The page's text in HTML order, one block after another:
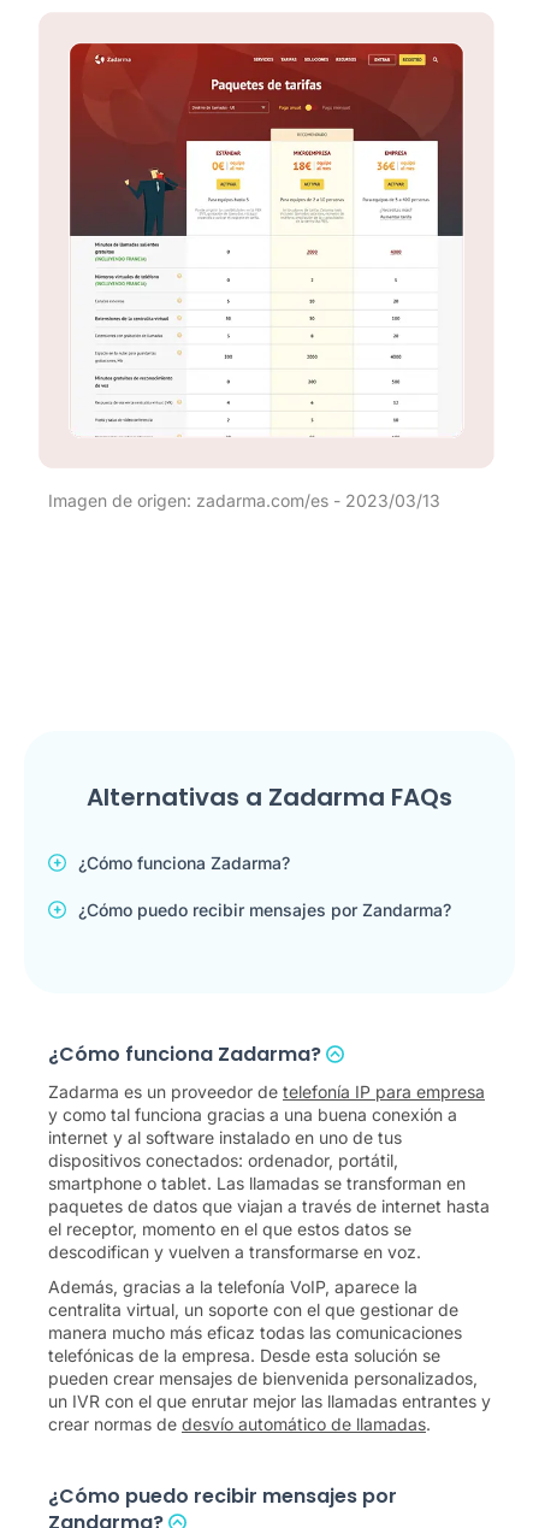
Imagen de origen: zadarma.com/es - 2023/03/13
Alternativas a Zadarma FAQs
¿Cómo funciona Zadarma?
¿Cómo puedo recibir mensajes por Zandarma?
¿Cómo funciona Zadarma?
Zadarma es un proveedor de telefonía IP para empresa
y como tal funciona gracias a una buena conexión a
internet y al software instalado en uno de tus
dispositivos conectados: ordenador, portátil,
smartphone o tablet. Las llamadas se transforman en
paquetes de datos que viajan a través de internet hasta
el receptor, momento en el que estos datos se
descodifican y vuelven a transformarse en voz.
Además, gracias a la telefonía VoIP, aparece la
centralita virtual, un soporte con el que gestionar de
manera mucho más eficaz todas las comunicaciones
telefónicas de la empresa. Desde esta solución se
pueden crear mensajes de bienvenida personalizados,
un IVR con el que enrutar mejor las llamadas entrantes y
crear normas de desvío automático de llamadas.
¿Cómo puedo recibir mensajes por
Zandarma?